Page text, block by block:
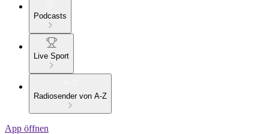
Podcasts
Live Sport
Radiosender von A-Z
App öffnen